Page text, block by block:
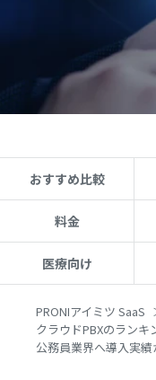
おすすめ比較
料金
医療向け
PRONIアイミツ SaaS
クラウドPBXのランキ
公務員業界へ導入実